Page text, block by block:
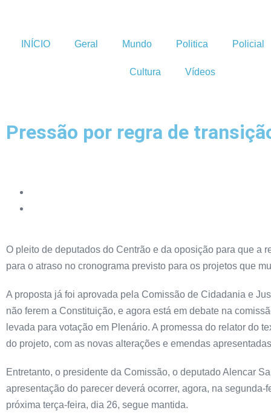
INÍCIO Geral Mundo Politica Policial
Cultura Vídeos
Pressão por regra de
O pleito de deputados do Centrão e da oposição para que a
para o atraso no cronograma previsto para os projetos que
A proposta já foi aprovada pela Comissão de Cidadania e
não ferem a Constituição, e agora está em debate na
levada para votação em Plenário. A promessa do relator do
do projeto, com as novas alterações e emendas
Entretanto, o presidente da Comissão, o deputado Alencar
apresentação do parecer deverá ocorrer, agora, na
próxima terça-feira, dia 26, segue mantida.